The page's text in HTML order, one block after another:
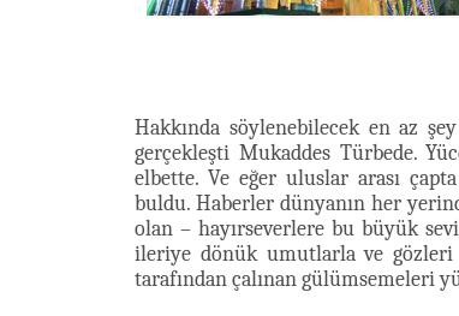
Hakkında söylenebilecek en az
gerçekleşti Mukaddes Türbede.
elbette. Ve eğer uluslar arası
buldu. Haberler dünyanın her
olan – hayırseverlere bu büyük
ileriye dönük umutlarla ve gözleri
tarafından çalınan gülümsemeleri